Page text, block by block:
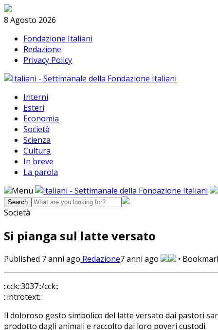
Skip
to
Search
8 Agosto 2026
Fondazione Italiani
Redazione
Privacy Policy
Interni
Esteri
Economia
Società
Scienza
Cultura
In breve
La parola
Menu
Società
Si pianga sul latte versato
Published 7 anni ago Redazione7 anni ago •
::cck::3037::/cck::
::introtext::
Il doloroso gesto simbolico del latte versato dai pastori
prodotto dagli animali e raccolto dai loro poveri custodi.